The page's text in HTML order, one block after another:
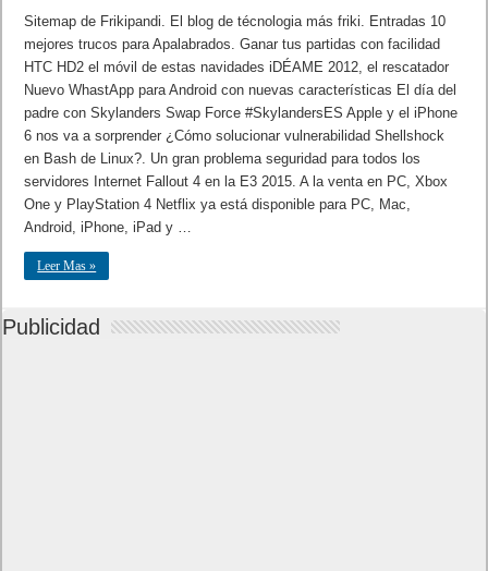
Sitemap de Frikipandi. El blog de técnologia más friki. Entradas 10
mejores trucos para Apalabrados. Ganar tus partidas con facilidad
HTC HD2 el móvil de estas navidades iDÉAME 2012, el rescatador
Nuevo WhastApp para Android con nuevas características El día del
padre con Skylanders Swap Force #SkylandersES Apple y el iPhone
6 nos va a sorprender ¿Cómo solucionar vulnerabilidad Shellshock
en Bash de Linux?. Un gran problema seguridad para todos los
servidores Internet Fallout 4 en la E3 2015. A la venta en PC, Xbox
One y PlayStation 4 Netflix ya está disponible para PC, Mac,
Android, iPhone, iPad y …
Leer Mas »
Publicidad